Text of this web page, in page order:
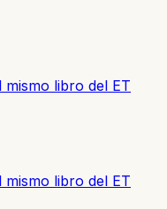
mismo libro del ET
mismo libro del ET